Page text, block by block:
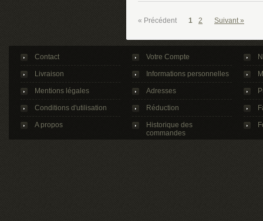
« Précédent 1 2 Suivant »
Contact
Livraison
Mentions légales
Conditions d'utilisation
A propos
Votre Compte
Informations personnelles
Adresses
Réduction
Historique des
commandes